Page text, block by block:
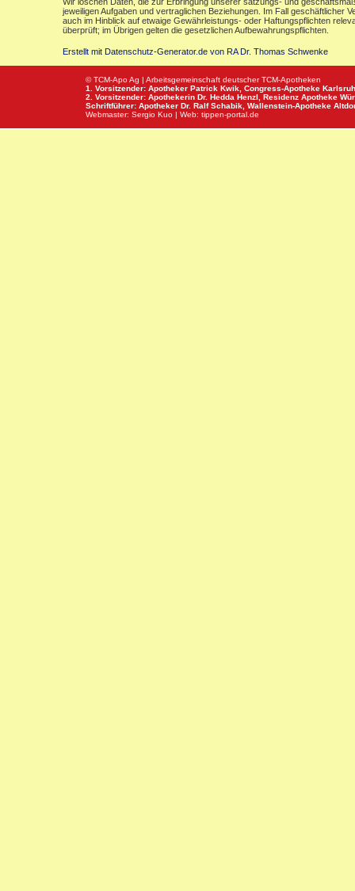
jeweiligen Aufgaben und vertraglichen Beziehungen. Im Fall geschäftlicher
auch im Hinblick auf etwaige Gewährleistungs- oder Haftungspflichten
überprüft; im Übrigen gelten die gesetzlichen Aufbewahrungspflichten.
Erstellt mit Datenschutz-Generator.de von RA Dr. Thomas Schwenke
© TCM-Apo Ag | Arbeitsgemeinschaft deutscher TCM-Apotheken
1. Vorsitzender: Apotheker Patrick Kwik, Congress-Apotheke
2. Vorsitzender: Apothekerin Dr. Hedda Henzl, Residenz Apotheke
Schriftführer: Apotheker Dr. Ralf Schabik, Wallenstein-Apotheke
Webmaster: Sergio Kuo | Web: tippen-portal.de